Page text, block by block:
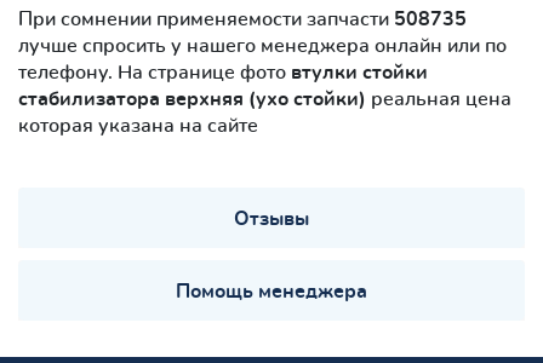
При сомнении применяемости запчасти 508735
лучше спросить у нашего менеджера онлайн или по
телефону. На странице фото втулки стойки
стабилизатора верхняя (ухо стойки) реальная цена
которая указана на сайте
Отзывы
Помощь менеджера